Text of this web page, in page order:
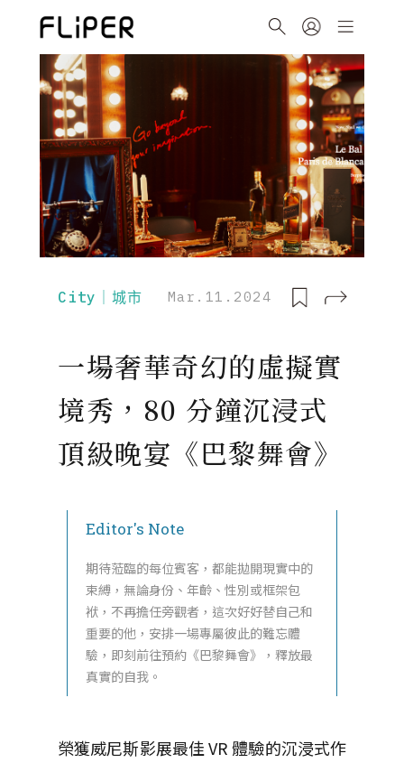
City｜城市 Mar.11.2024
一場奢華奇幻的虛擬實
境秀，80 分鐘沉浸式
頂級晚宴《巴黎舞會》
Editor's Note
期待蒞臨的每位賓客，都能拋開現實中的
束縛，無論身份、年齡、性別或框架包
袱，不再擔任旁觀者，這次好好替自己和
重要的他，安排一場專屬彼此的難忘體
驗，即刻前往預約《巴黎舞會》，釋放最
真實的自我。
榮獲威尼斯影展最佳 VR 體驗的沉浸式作